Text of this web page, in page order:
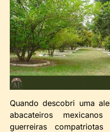
Quando descobri uma
abacateiros
guerreiras